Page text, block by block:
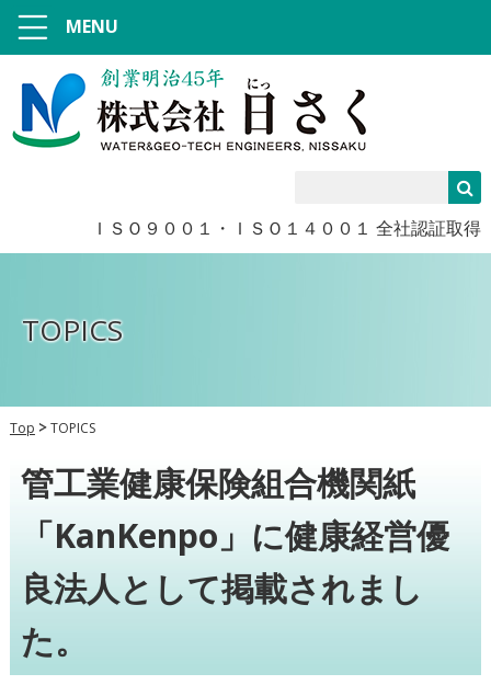
ＩＳＯ９００１・ＩＳＯ１４００１ 全社認証取得
MENU
TOPICS
Top TOPICS
管工業健康保険組合機関紙
「KanKenpo」に健康経営優
良法人として掲載されまし
た。